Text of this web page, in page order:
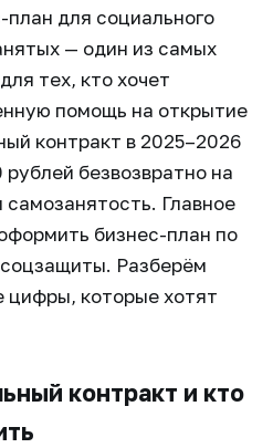
план для социального
— один из самых
тех, кто хочет
помощь на открытие
контракт в 2025–2026
безвозвратно на
Главное
бизнес-план по
Разберём
цифры, которые хотят
контракт и кто